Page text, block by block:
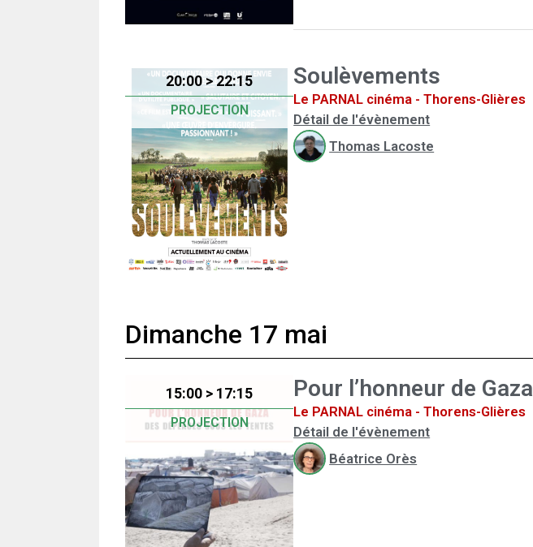
20:00 > 22:15
PROJECTION
Soulèvements
Le PARNAL cinéma - Thorens-Glières
Détail de l'évènement
Thomas Lacoste
Dimanche 17 mai
15:00 > 17:15
PROJECTION
Pour l’honneur de Gaza
Le PARNAL cinéma - Thorens-Glières
Détail de l'évènement
Béatrice Orès